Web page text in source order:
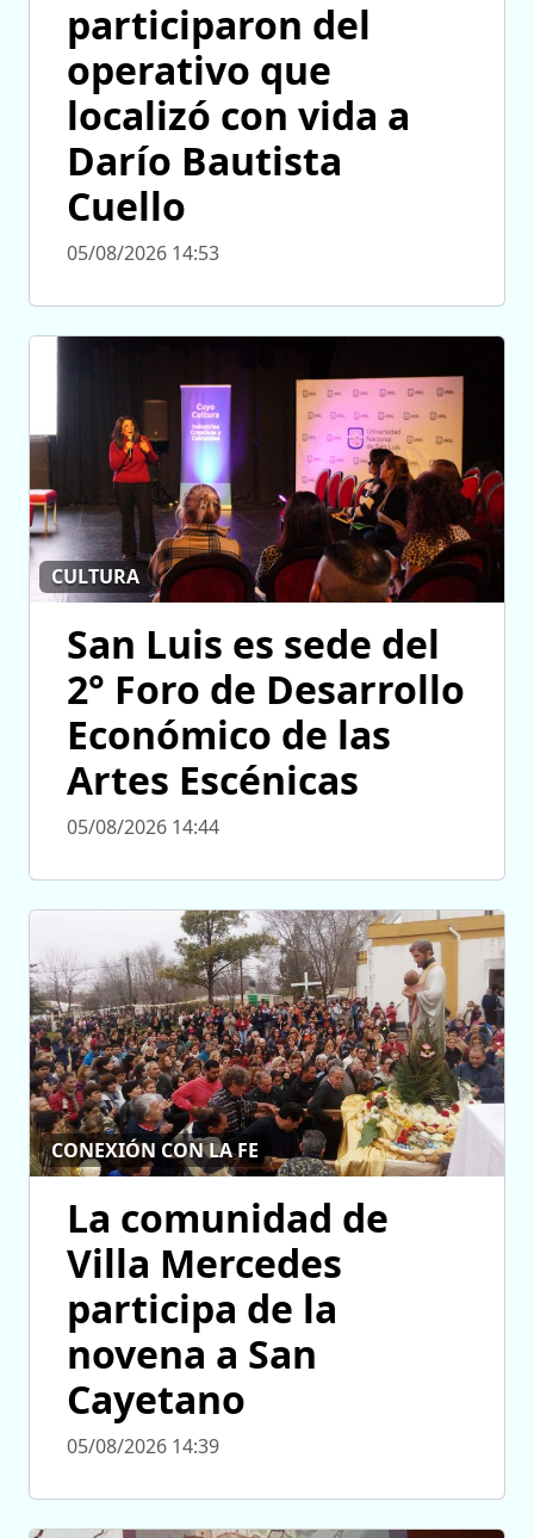
participaron del
operativo que
localizó con vida a
Darío Bautista
Cuello
05/08/2026 14:53
CULTURA
San Luis es sede del
2° Foro de Desarrollo
Económico de las
Artes Escénicas
05/08/2026 14:44
CONEXIÓN CON LA FE
La comunidad de
Villa Mercedes
participa de la
novena a San
Cayetano
05/08/2026 14:39